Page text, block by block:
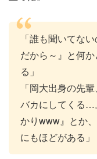
「誰も聞いてな
だから～』と何
る」
「岡大出身の先
バカにしてくる…
かりwww』とか
にもほどがある」